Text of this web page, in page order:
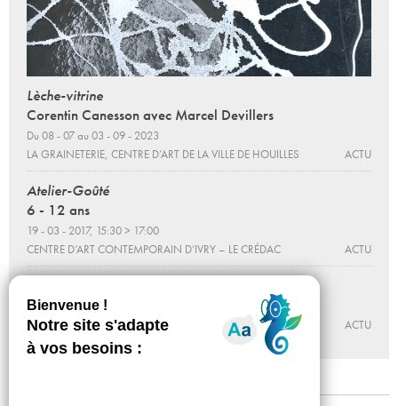
Lèche-vitrine
Corentin Canesson avec Marcel Devillers
Du 08 - 07 au 03 - 09 - 2023
LA GRAINETERIE, CENTRE D’ART DE LA VILLE DE HOUILLES
ACTU
Atelier-Goûté
6 - 12 ans
19 - 03 - 2017, 15:30 > 17:00
CENTRE D’ART CONTEMPORAIN D’IVRY – LE CRÉDAC
ACTU
15 - 04 - 2016, 19:30
FRAC ÎLE-DE-FRANCE – LE PLATEAU
ACTU